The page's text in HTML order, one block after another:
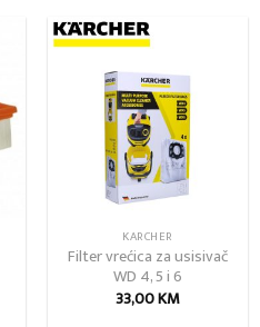
wishlist
KARCHER
Filter vrećica za usisivač
WD 4, 5 i 6
33,00KM